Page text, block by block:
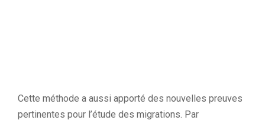
Cette méthode a aussi apporté des nouvelles preuves
pertinentes pour l’étude des migrations. Par